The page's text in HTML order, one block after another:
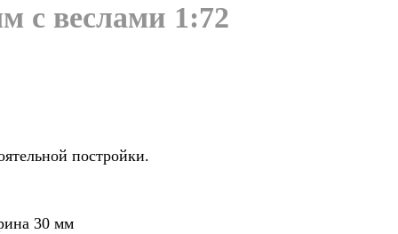
с веслами 1:72
постройки.
30 мм